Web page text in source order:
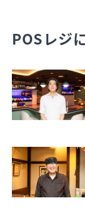
POSレジ